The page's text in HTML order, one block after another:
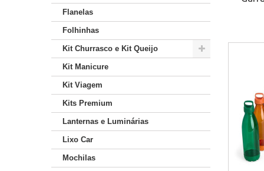
Flanelas
Folhinhas
Kit Churrasco e Kit Queijo
Kit Manicure
Kit Viagem
Kits Premium
Lanternas e Luminárias
Lixo Car
Mochilas